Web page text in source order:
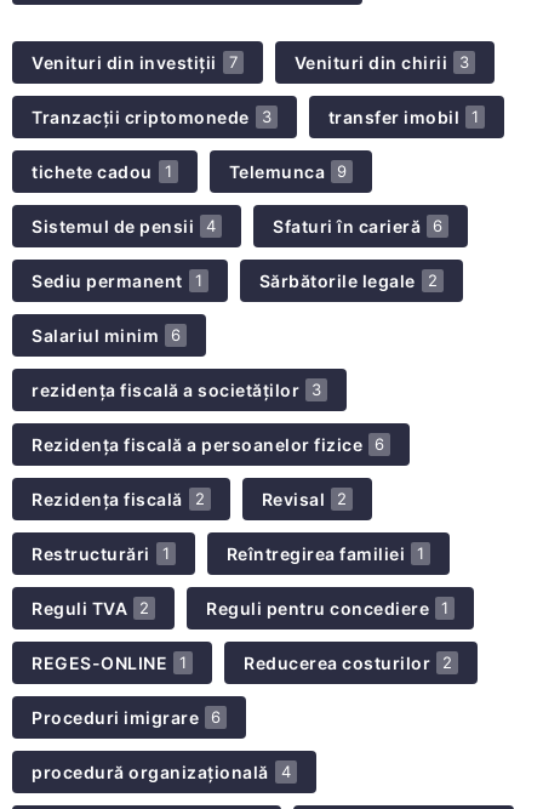
Venituri din investiții 7 Venituri din chirii 3
Tranzacții criptomonede 3 transfer imobil 1
tichete cadou 1 Telemunca 9
Sistemul de pensii 4 Sfaturi în carieră 6
Sediu permanent 1 Sărbătorile legale 2
Salariul minim 6
rezidența fiscală a societăților 3
Rezidența fiscală a persoanelor fizice 6
Rezidența fiscală 2 Revisal 2
Restructurări 1 Reîntregirea familiei 1
Reguli TVA 2 Reguli pentru concediere 1
REGES-ONLINE 1 Reducerea costurilor 2
Proceduri imigrare 6
procedură organizațională 4